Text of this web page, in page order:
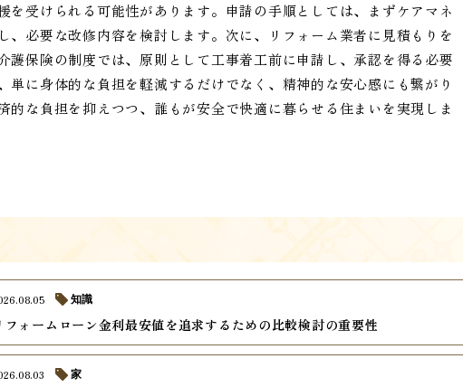
を受けられる可能性があります。申請の手順としては、まずケアマネ
、必要な改修内容を検討します。次に、リフォーム業者に見積もりを
護保険の制度では、原則として工事着工前に申請し、承認を得る必要
単に身体的な負担を軽減するだけでなく、精神的な安心感にも繋がり
的な負担を抑えつつ、誰もが安全で快適に暮らせる住まいを実現しま
フォームローン金利最安値を追求するための比較検討の重要性
知識
家